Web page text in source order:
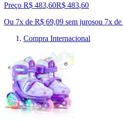
Preço R$ 483,60R$ 483,60
Ou 7x de R$ 69,09 sem jurosou 7x de
Compra Internacional